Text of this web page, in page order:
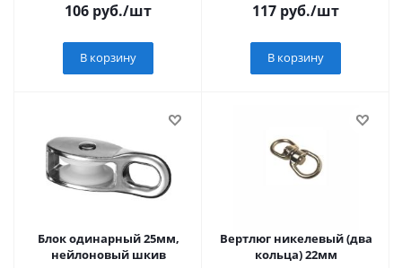
106 руб./шт
В корзину
117 руб./шт
В корзину
Блок одинарный 25мм,
нейлоновый шкив
Вертлюг никелевый (два
кольца) 22мм